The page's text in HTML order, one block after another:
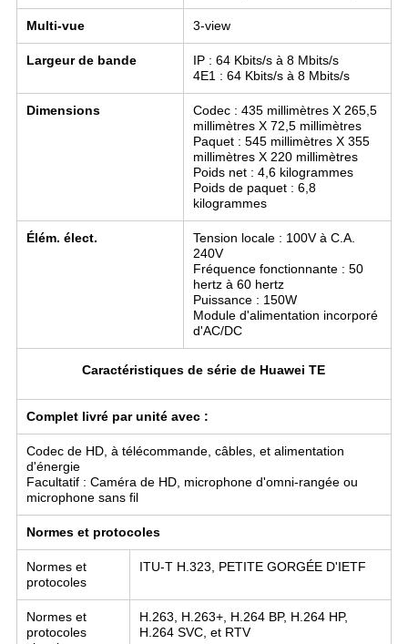
Multi-vue 3-view
Largeur de bande
IP : 64 Kbits/s à 8 Mbits/s
4E1 : 64 Kbits/s à 8 Mbits/s
Dimensions
Codec : 435 millimètres X 265,5
millimètres X 72,5 millimètres
Paquet : 545 millimètres X 355
millimètres X 220 millimètres
Poids net : 4,6 kilogrammes
Poids de paquet : 6,8
kilogrammes
Élém. élect.
Tension locale : 100V à C.A.
240V
Fréquence fonctionnante : 50
hertz à 60 hertz
Puissance : 150W
Module d'alimentation incorporé
d'AC/DC
Caractéristiques de série de Huawei TE
Complet livré par unité avec :
Codec de HD, à télécommande, câbles, et alimentation
d'énergie
Facultatif : Caméra de HD, microphone d'omni-rangée ou
microphone sans fil
Normes et protocoles
Normes et
protocoles
ITU-T H.323, PETITE GORGÉE D'IETF
Normes et
protocoles
H.263, H.263+, H.264 BP, H.264 HP,
H.264 SVC, et RTV